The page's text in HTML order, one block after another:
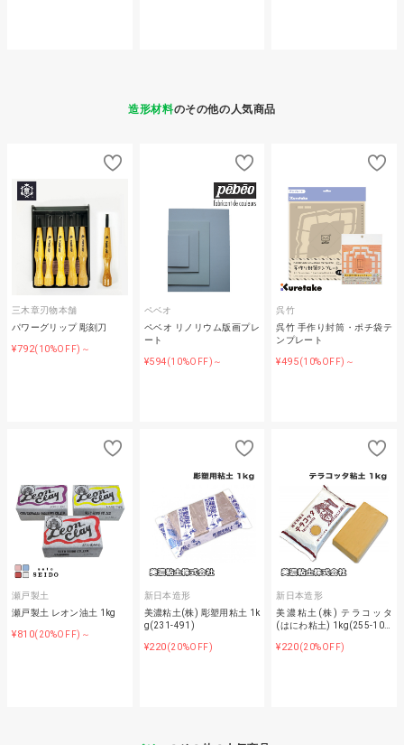
造形材料のその他の人気商品
三木章刃物本舗
パワーグリップ 彫刻刀
¥792(10%OFF)～
ペベオ
ペベオ リノリウム版画プレ
ート
¥594(10%OFF)～
呉竹
呉竹 手作り封筒・ポチ袋テ
ンプレート
¥495(10%OFF)～
瀬戸製土
瀬戸製土 レオン油土 1kg
¥810(20%OFF)～
新日本造形
美濃粘土(株) 彫塑用粘土 1k
g(231-491)
¥220(20%OFF)
新日本造形
美濃粘土(株) テラコッタ
(はにわ粘土) 1kg(255-10…
¥220(20%OFF)